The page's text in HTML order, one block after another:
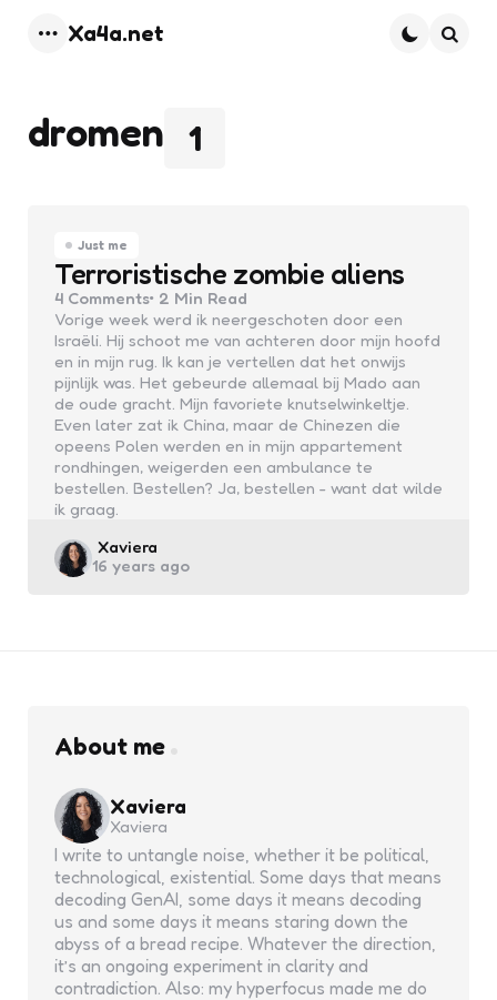
Xa4a.net
1
dromen
Just me
Terroristische zombie aliens
4 Comments 2 Min Read
Vorige week werd ik neergeschoten door een
Israëli. Hij schoot me van achteren door mijn hoofd
en in mijn rug. Ik kan je vertellen dat het onwijs
pijnlijk was. Het gebeurde allemaal bij Mado aan
de oude gracht. Mijn favoriete knutselwinkeltje.
Even later zat ik China, maar de Chinezen die
opeens Polen werden en in mijn appartement
rondhingen, weigerden een ambulance te
bestellen. Bestellen? Ja, bestellen - want dat wilde
ik graag.
Posted
by
Xaviera
16 years ago
About me
Xaviera
Xaviera
I write to untangle noise, whether it be political,
technological, existential. Some days that means
decoding GenAI, some days it means decoding
us and some days it means staring down the
abyss of a bread recipe. Whatever the direction,
it’s an ongoing experiment in clarity and
contradiction. Also: my hyperfocus made me do